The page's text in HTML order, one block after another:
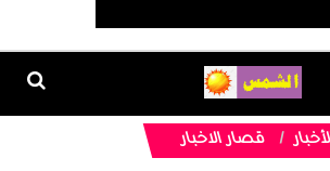
قصار الاخبار